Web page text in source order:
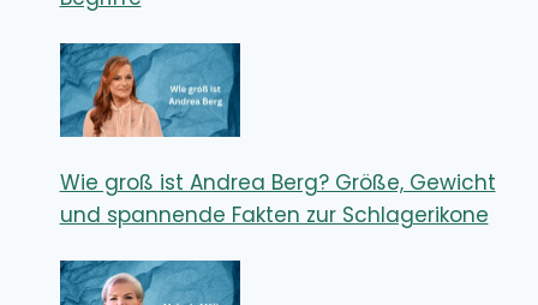
Wie groß ist Andrea Berg? Größe, Gewicht
und spannende Fakten zur Schlagerikone